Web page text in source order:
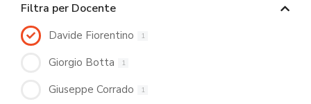
Filtra per Docente
Davide Fiorentino 1
Giorgio Botta 1
Giuseppe Corrado 1